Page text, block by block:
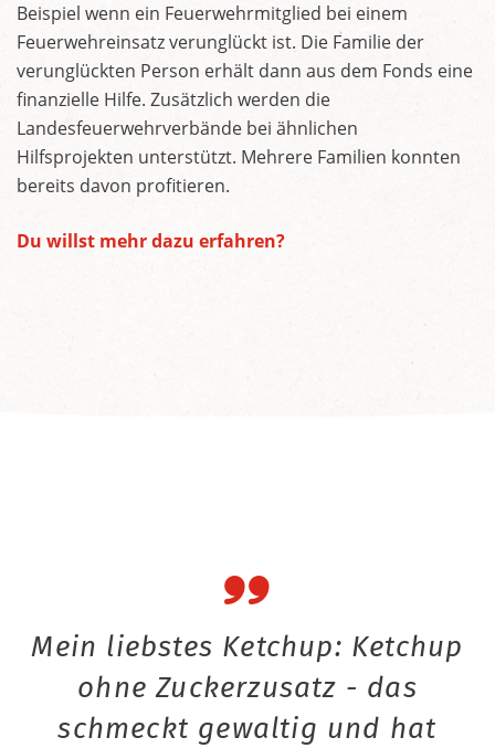
Beispiel wenn ein Feuerwehrmitglied bei einem
Feuerwehreinsatz verunglückt ist. Die Familie der
verunglückten Person erhält dann aus dem Fonds eine
finanzielle Hilfe. Zusätzlich werden die
Landesfeuerwehrverbände bei ähnlichen
Hilfsprojekten unterstützt. Mehrere Familien konnten
bereits davon profitieren.
Du willst mehr dazu erfahren?
Mein liebstes Ketchup: Ketchup
ohne Zuckerzusatz - das
schmeckt gewaltig und hat